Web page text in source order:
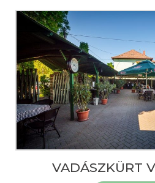
VADÁSZKÜRT